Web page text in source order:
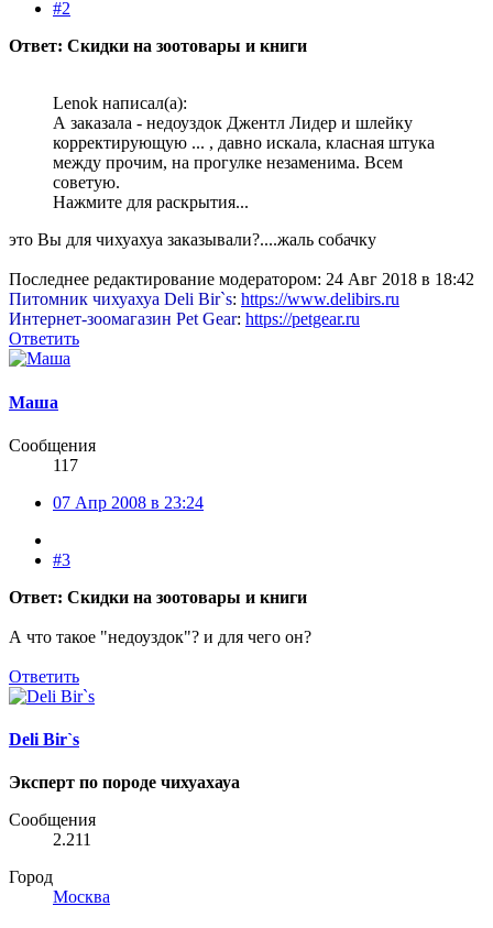
#2
Ответ: Скидки на зоотовары и книги
Lenok написал(а):
А заказала - недоуздок Джентл Лидер и шлейку
корректирующую ... , давно искала, класная штука
между прочим, на прогулке незаменима. Всем
советую.
Нажмите для раскрытия...
это Вы для чихуахуа заказывали?....жаль собачку
Последнее редактирование модератором: 24 Авг 2018 в 18:42
Питомник чихуахуа Deli Bir`s: https://www.delibirs.ru
Интернет-зоомагазин Pet Gear: https://petgear.ru
Ответить
Маша
Сообщения
117
07 Апр 2008 в 23:24
#3
Ответ: Скидки на зоотовары и книги
А что такое "недоуздок"? и для чего он?
Ответить
Deli Bir`s
Эксперт по породе чихуахауа
Сообщения
2.211
Город
Москва